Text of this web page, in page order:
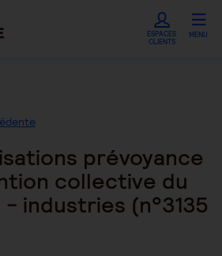
ESPACES
CLIENTS
MENU
prévoyance
collective du
industries (n°3135